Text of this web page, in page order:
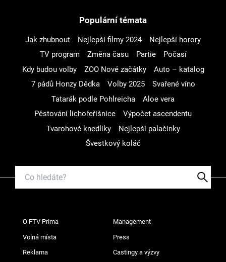
Populární témata
Jak zhubnout Nejlepší filmy 2024
Nejlepší horory
TV program
Změna času Partie
Počasí
Kdy budou volby
ZOO Nové začátky
Auto – katalog
7 pádů Honzy Dědka
Volby 2025
Svařené víno
Tatarák podle Pohlreicha
Aloe vera
Pěstování lichořeřišnice
Výpočet ascendentu
Tvarohové knedlíky
Nejlepší palačinky
Švestkový koláč
O FTV Prima Management
Volná místa Press
Reklama Castingy a výzvy